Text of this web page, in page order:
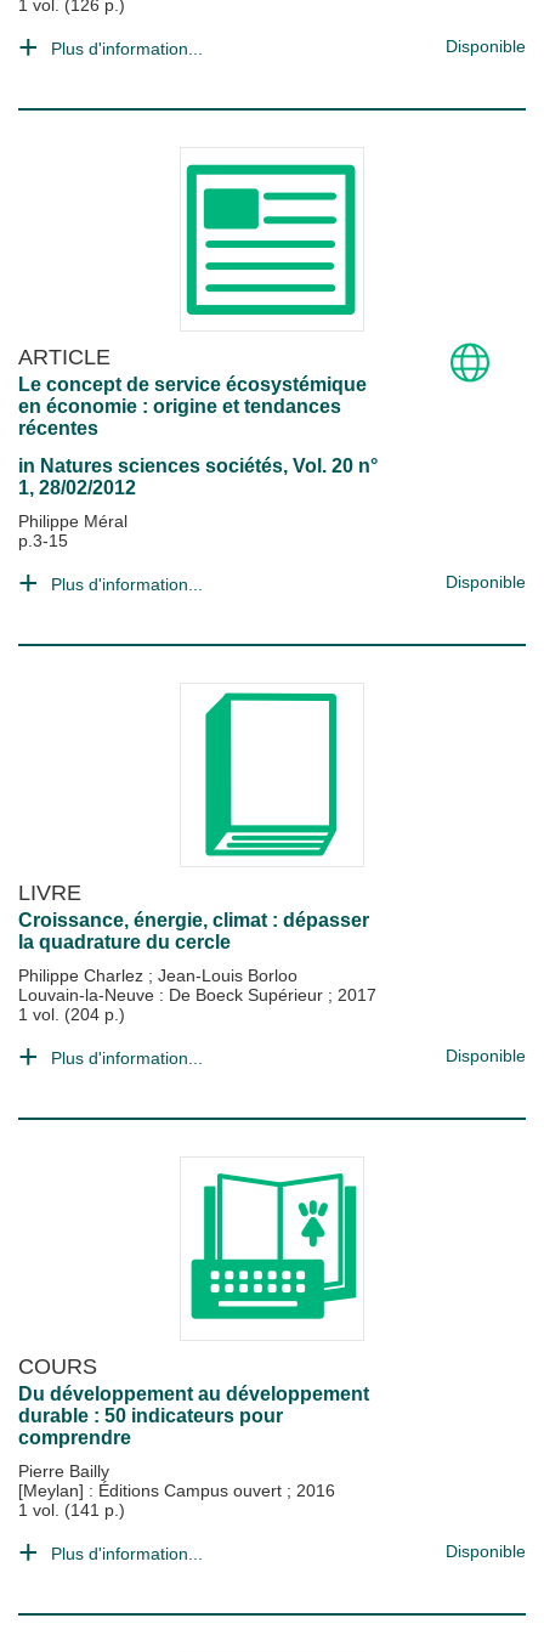
1 vol. (126 p.)
Plus d'information... Disponible
ARTICLE
Le concept de service écosystémique
en économie : origine et tendances
récentes
in Natures sciences sociétés, Vol. 20 n°
1, 28/02/2012
Philippe Méral
p.3-15
Plus d'information... Disponible
LIVRE
Croissance, énergie, climat : dépasser
la quadrature du cercle
Philippe Charlez ; Jean-Louis Borloo
Louvain-la-Neuve : De Boeck Supérieur ; 2017
1 vol. (204 p.)
Plus d'information... Disponible
COURS
Du développement au développement
durable : 50 indicateurs pour
comprendre
Pierre Bailly
[Meylan] : Éditions Campus ouvert ; 2016
1 vol. (141 p.)
Plus d'information... Disponible